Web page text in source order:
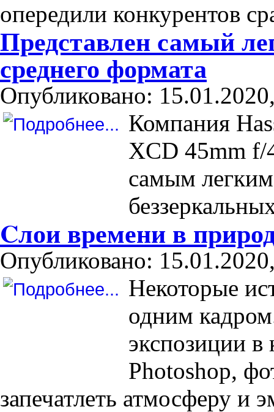
опередили конкурентов
Представлен самый
среднего формата
Опубликовано:
Компания
XCD 45mm f/
самым
Cлои времени в
Опубликовано:
Некоторые
одним
экспозиции в
Photoshop,
запечатлеть атмосферу и